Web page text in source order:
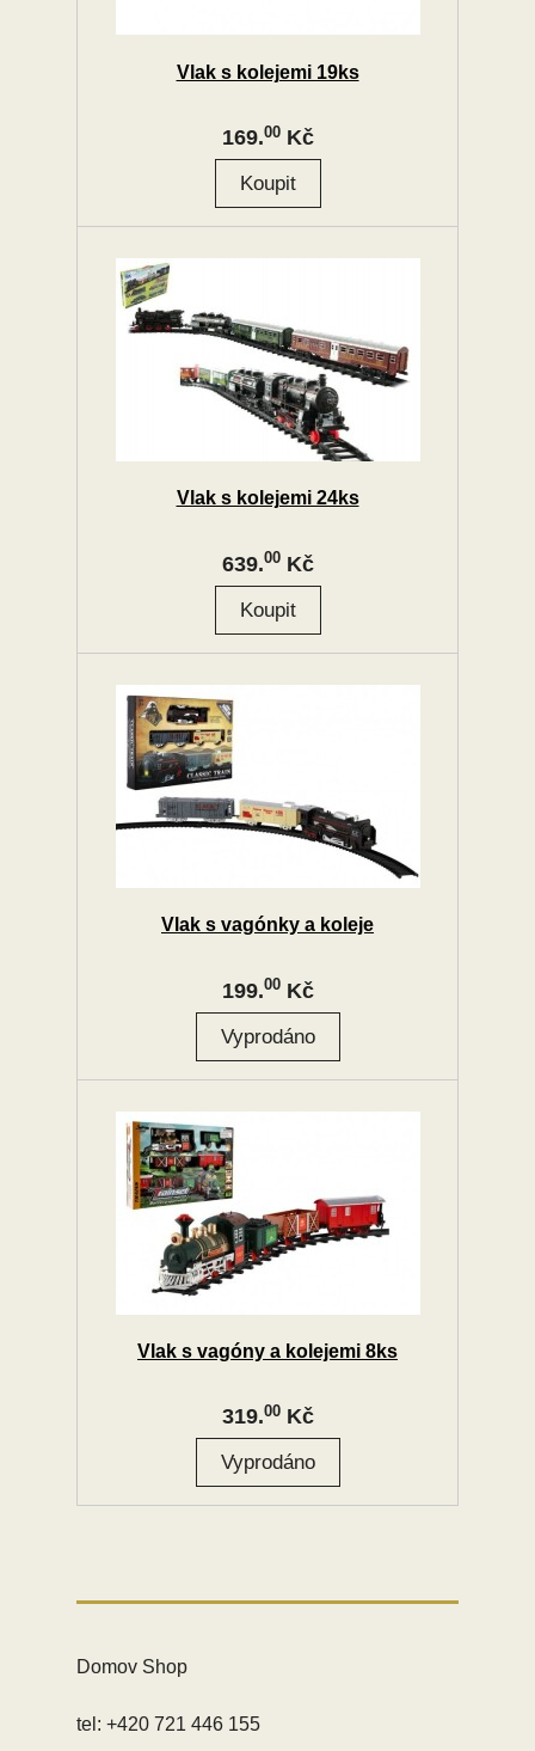
Vlak s kolejemi 19ks
169.00Kč
Vlak s kolejemi 24ks
639.00Kč
Vlak s vagónky a koleje
199.00Kč
Vlak s vagóny a kolejemi 8ks
319.00Kč
Domov Shop
tel: +420 721 446 155